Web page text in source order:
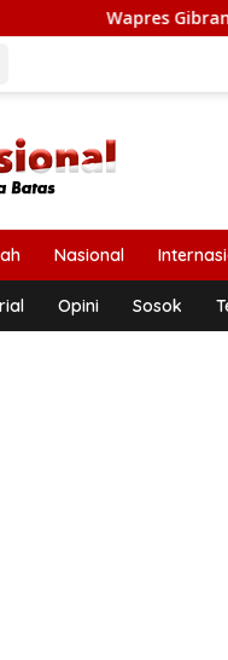
Gibran Apresiasi
Nasional
Opini Sosok